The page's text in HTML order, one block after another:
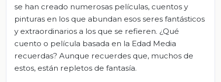
se han creado numerosas películas, cuentos y
pinturas en los que abundan esos seres fantásticos
y extraordinarios a los que se refieren. ¿Qué
cuento o película basada en la Edad Media
recuerdas? Aunque recuerdes que, muchos de
estos, están repletos de fantasía.